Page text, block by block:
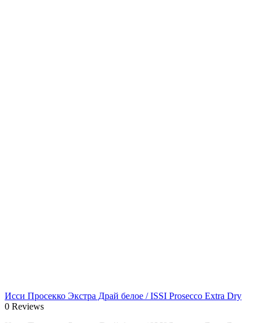
Исси Просекко Экстра Драй белое / ISSI Prosecco Extra Dry
0 Reviews